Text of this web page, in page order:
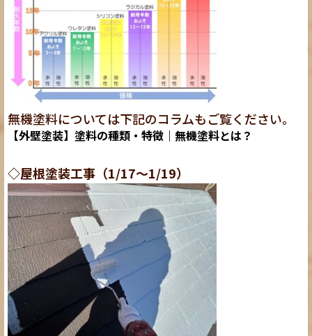
無機塗料については下記のコラムもご覧ください。
【外壁塗装】塗料の種類・特徴｜無機塗料とは？
◇屋根塗装工事（1/17～1/19）